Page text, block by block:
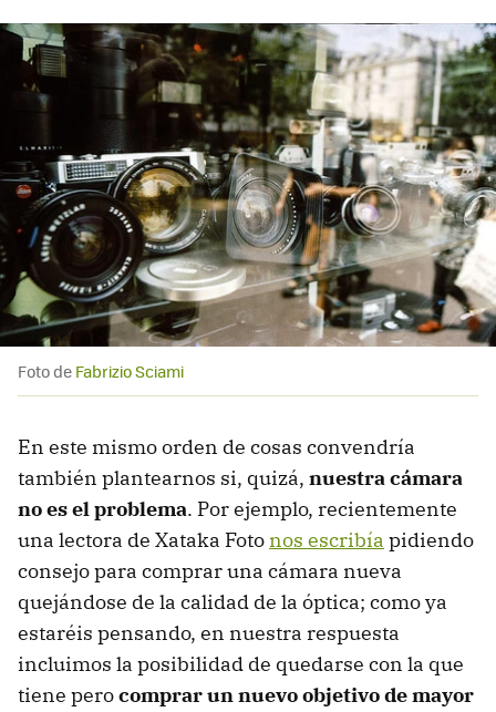
Foto de Fabrizio Sciami
En este mismo orden de cosas convendría
también plantearnos si, quizá, nuestra cámara
no es el problema. Por ejemplo, recientemente
una lectora de Xataka Foto nos escribía pidiendo
consejo para comprar una cámara nueva
quejándose de la calidad de la óptica; como ya
estaréis pensando, en nuestra respuesta
incluimos la posibilidad de quedarse con la que
tiene perocomprar un nuevo objetivo de mayor